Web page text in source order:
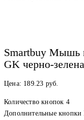
Smartbuy Мышь
GK черно-
Цена: 189.23 руб.
Количество кнопок 4
Дополнительные кнопки